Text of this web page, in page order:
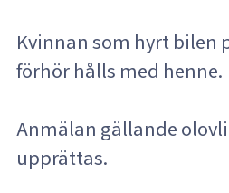
Kvinnan som hyrt bilen
förhör hålls med henne.
Anmälan gällande
upprättas.